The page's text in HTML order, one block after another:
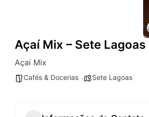
Açaí Mix – Sete Lagoas
Açai Mix
Cafés & Docerias Sete Lagoas